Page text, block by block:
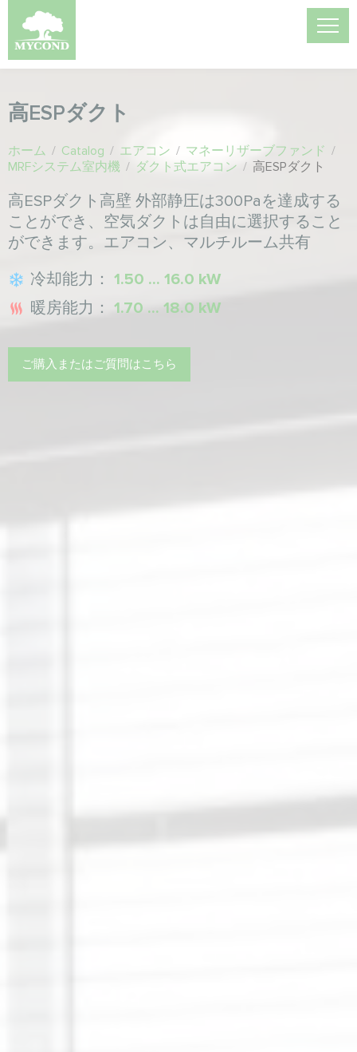
高ESPダクト
ホーム / Catalog / エアコン / マネーリザーブファンド /
MRFシステム室内機 / ダクト式エアコン / 高ESPダクト
高ESPダクト高壁 外部静圧は300Paを達成する
ことができ、空気ダクトは自由に選択すること
ができます。エアコン、マルチルーム共有
冷却能力： 1.50 ... 16.0 kW
暖房能力： 1.70 ... 18.0 kW
ご購入またはご質問はこちら